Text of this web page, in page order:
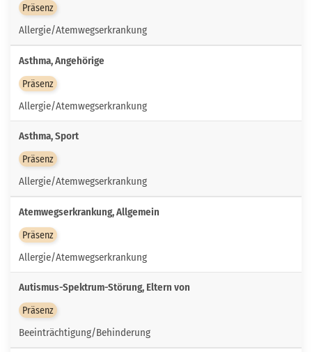
Präsenz
Allergie/Atemwegserkrankung
Asthma, Angehörige
Präsenz
Allergie/Atemwegserkrankung
Asthma, Sport
Präsenz
Allergie/Atemwegserkrankung
Atemwegserkrankung, Allgemein
Präsenz
Allergie/Atemwegserkrankung
Autismus-Spektrum-Störung, Eltern von
Präsenz
Beeinträchtigung/Behinderung